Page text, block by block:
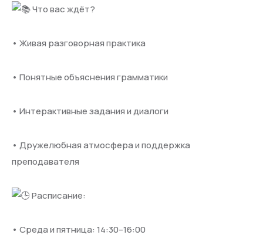
Что вас ждёт?
• Живая разговорная практика
• Понятные объяснения грамматики
• Интерактивные задания и диалоги
• Дружелюбная атмосфера и поддержка
преподавателя
Расписание:
• Среда и пятница: 14:30–16:00